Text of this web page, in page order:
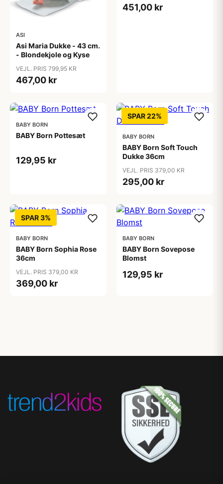
ASI
Asi Maria Dukke - 43 cm.
- Blondekjole og Kyse
VEJL. PRIS 799,95 KR
467,00 kr
451,00 kr
BABY BORN
BABY Born Pottesæt
129,95 kr
SPAR 22%
BABY BORN
BABY Born Soft Touch
Dukke 36cm
VEJL. PRIS 379,00 KR
295,00 kr
SPAR 3%
BABY BORN
BABY Born Sophia Rose
36cm
VEJL. PRIS 379,00 KR
369,00 kr
BABY BORN
BABY Born Sovepose
Blomst
129,95 kr